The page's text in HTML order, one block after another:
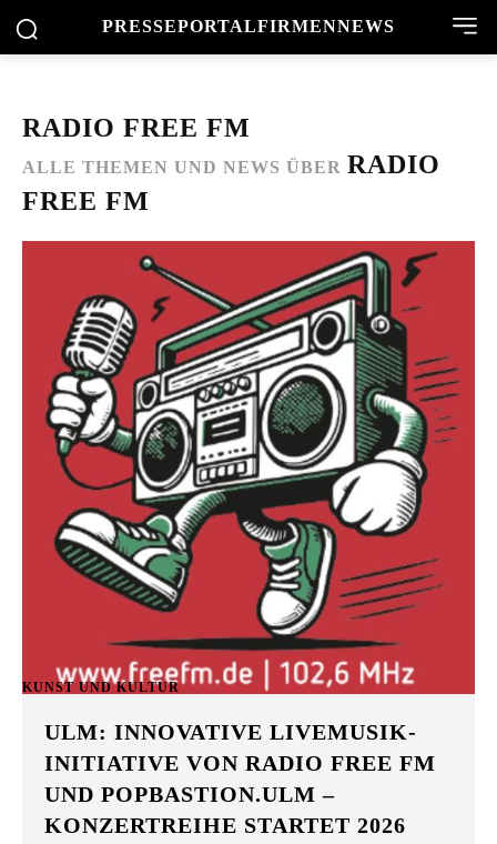
PRESSEPORTALFIRMENNEWS
RADIO FREE FM
ALLE THEMEN UND NEWS ÜBER RADIO
FREE FM
KUNST UND KULTUR
ULM: INNOVATIVE LIVEMUSIK-
INITIATIVE VON RADIO FREE FM
UND POPBASTION.ULM –
KONZERTREIHE STARTET 2026